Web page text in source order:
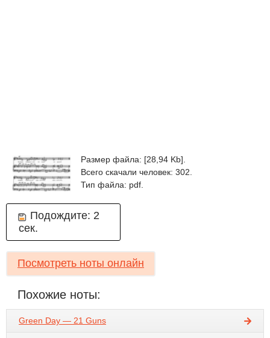
Размер файла: [28,94 Kb].
Всего скачали человек: 302.
Тип файла: pdf.
Подождите: 2
сек.
Посмотреть ноты онлайн
Похожие ноты:
Green Day — 21 Guns